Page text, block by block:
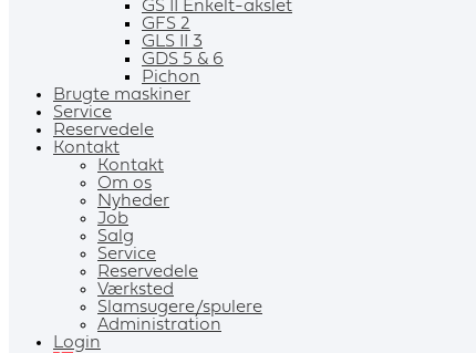
GS II Enkelt-akslet
GFS 2
GLS II 3
GDS 5 & 6
Pichon
Brugte maskiner
Service
Reservedele
Kontakt
Kontakt
Om os
Nyheder
Job
Salg
Service
Reservedele
Værksted
Slamsugere/spulere
Administration
Login